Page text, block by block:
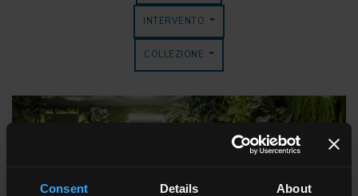
Consent Details About
INTERVENTO
COLLEZIONE